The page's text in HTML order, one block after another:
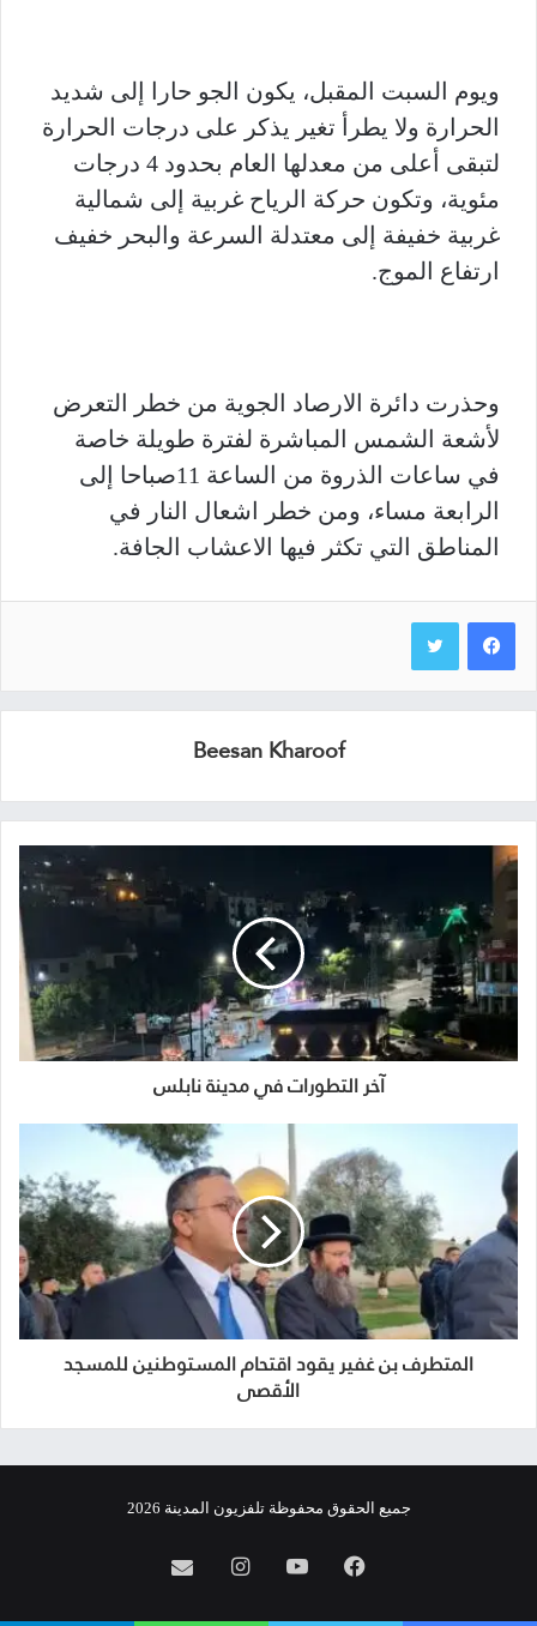
ويوم السبت المقبل، يكون الجو حارا إلى شديد
الحرارة ولا يطرأ تغير يذكر على درجات الحرارة
لتبقى أعلى من معدلها العام بحدود 4 درجات
مئوية، وتكون حركة الرياح غربية إلى شمالية
غربية خفيفة إلى معتدلة السرعة والبحر خفيف
ارتفاع الموج.
وحذرت دائرة الارصاد الجوية من خطر التعرض
لأشعة الشمس المباشرة لفترة طويلة خاصة
في ساعات الذروة من الساعة 11صباحا إلى
الرابعة مساء، ومن خطر اشعال النار في
المناطق التي تكثر فيها الاعشاب الجافة.
Beesan Kharoof
آخر التطورات في مدينة نابلس
المتطرف بن غفير يقود اقتحام المستوطنين للمسجد
الأقصى
جميع الحقوق محفوظة تلفزيون المدينة 2026
فيسبوكيوتيوبانستقرامinfo@almadina.tv